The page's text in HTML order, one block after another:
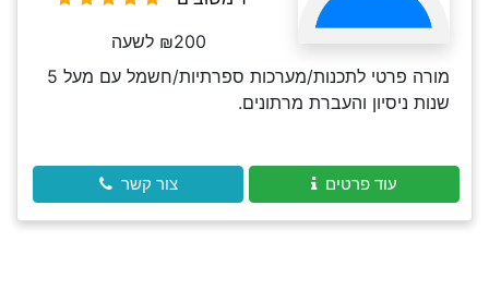
₪200 לשעה
מורה פרטי לתכנות/מערכות ספרתיות/חשמל עם מעל 5
שנות ניסיון והעברת מרתונים.
עוד פרטים צור קשר